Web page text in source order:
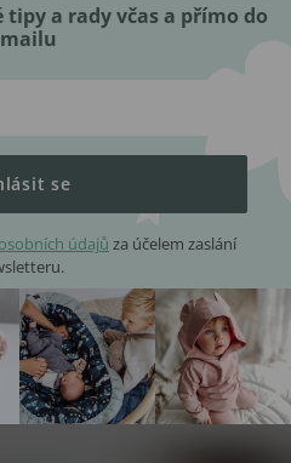
tipy a rady včas a přímo do
se
údajů za účelem zaslání